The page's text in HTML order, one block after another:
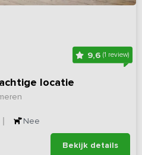
9,6 (1 review)
locatie
Nee
Bekijk details